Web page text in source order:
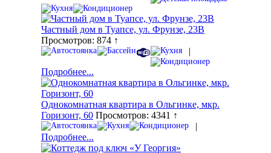
Частный дом в Туапсе, ул. Фрунзе, 23В
Просмотров: 874 ↑
|
Подробнее...
Однокомнатная квартира в Ольгинке, мкр.
Горизонт, 60 Просмотров: 4341 ↑
|
Подробнее...